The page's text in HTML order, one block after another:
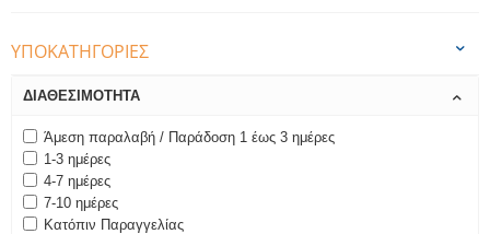
ΥΠΟΚΑΤΗΓΟΡΊΕΣ
ΔΙΑΘΕΣΙΜΌΤΗΤΑ
Άμεση παραλαβή / Παράδοση 1 έως 3 ημέρες
1-3 ημέρες
4-7 ημέρες
7-10 ημέρες
Κατόπιν Παραγγελίας